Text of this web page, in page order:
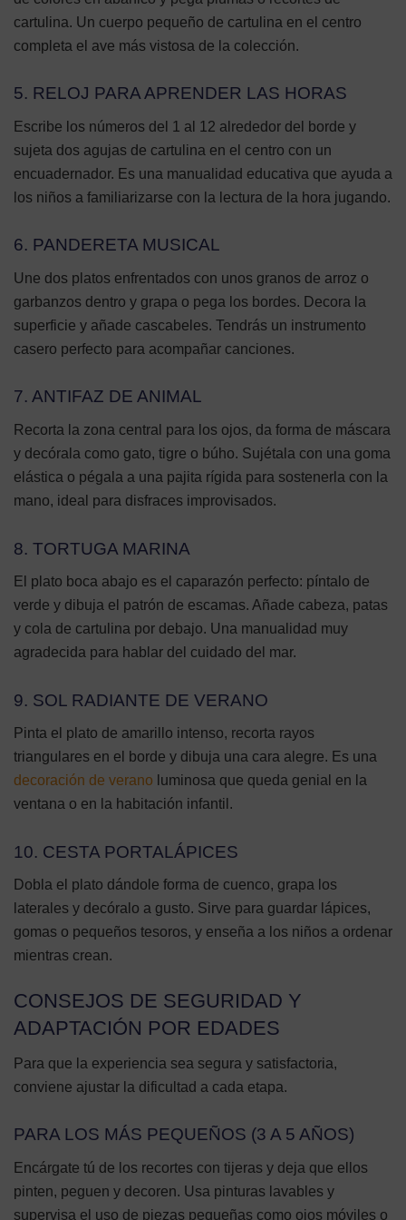
cartulina. Un cuerpo pequeño de cartulina en el centro
completa el ave más vistosa de la colección.
5. RELOJ PARA APRENDER LAS HORAS
Escribe los números del 1 al 12 alrededor del borde y
sujeta dos agujas de cartulina en el centro con un
encuadernador. Es una manualidad educativa que ayuda a
los niños a familiarizarse con la lectura de la hora jugando.
6. PANDERETA MUSICAL
Une dos platos enfrentados con unos granos de arroz o
garbanzos dentro y grapa o pega los bordes. Decora la
superficie y añade cascabeles. Tendrás un instrumento
casero perfecto para acompañar canciones.
7. ANTIFAZ DE ANIMAL
Recorta la zona central para los ojos, da forma de máscara
y decórala como gato, tigre o búho. Sujétala con una goma
elástica o pégala a una pajita rígida para sostenerla con la
mano, ideal para disfraces improvisados.
8. TORTUGA MARINA
El plato boca abajo es el caparazón perfecto: píntalo de
verde y dibuja el patrón de escamas. Añade cabeza, patas
y cola de cartulina por debajo. Una manualidad muy
agradecida para hablar del cuidado del mar.
9. SOL RADIANTE DE VERANO
Pinta el plato de amarillo intenso, recorta rayos
triangulares en el borde y dibuja una cara alegre. Es una
decoración de verano luminosa que queda genial en la
ventana o en la habitación infantil.
10. CESTA PORTALÁPICES
Dobla el plato dándole forma de cuenco, grapa los
laterales y decóralo a gusto. Sirve para guardar lápices,
gomas o pequeños tesoros, y enseña a los niños a ordenar
mientras crean.
CONSEJOS DE SEGURIDAD Y
ADAPTACIÓN POR EDADES
Para que la experiencia sea segura y satisfactoria,
conviene ajustar la dificultad a cada etapa.
PARA LOS MÁS PEQUEÑOS (3 A 5 AÑOS)
Encárgate tú de los recortes con tijeras y deja que ellos
pinten, peguen y decoren. Usa pinturas lavables y
supervisa el uso de piezas pequeñas como ojos móviles o